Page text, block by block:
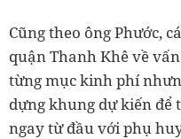
Cũng theo ông Phước,
quận Thanh Khê về
từng mục kinh phí
dựng khung dự kiến để
ngay từ đầu với phụ